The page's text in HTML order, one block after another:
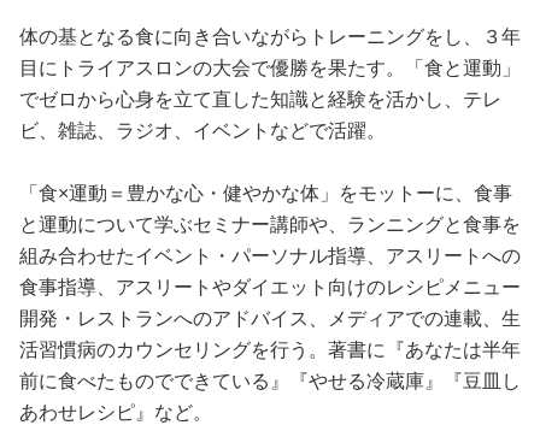
体の基となる食に向き合いながらトレーニングをし、３年
目にトライアスロンの大会で優勝を果たす。「食と運動」
でゼロから心身を立て直した知識と経験を活かし、テレ
ビ、雑誌、ラジオ、イベントなどで活躍。
「食×運動＝豊かな心・健やかな体」をモットーに、食事
と運動について学ぶセミナー講師や、ランニングと食事を
組み合わせたイベント・パーソナル指導、アスリートへの
食事指導、アスリートやダイエット向けのレシピメニュー
開発・レストランへのアドバイス、メディアでの連載、生
活習慣病のカウンセリングを行う。著書に『あなたは半年
前に食べたものでできている』『やせる冷蔵庫』『豆皿し
あわせレシピ』など。